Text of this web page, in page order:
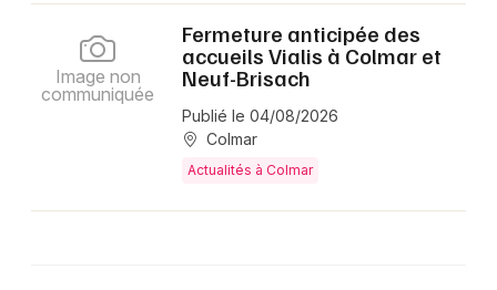
Fermeture anticipée des
accueils Vialis à Colmar et
Neuf-Brisach
Publié le 04/08/2026
Colmar
Actualités à Colmar
Image non
communiquée